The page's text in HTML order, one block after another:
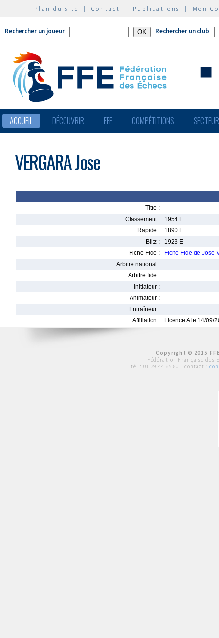
Plan du site | Contact | Publications | Mon
Rechercher un joueur Rechercher un club
ACCUEIL DÉCOUVRIR FFE COMPÉTITIONS
VERGARA Jose
Titre :
Classement :
1954 F
Rapide :
1890 F
Blitz :
1923 E
Fiche Fide :
Fiche Fide de Jose
Arbitre national :
Arbitre fide :
Initiateur :
Animateur :
Entraîneur :
Affiliation :
Licence A le 14/09/
Copyright © 2015
Fédération Française des
tél : 01 39 44 65 80 | contact :